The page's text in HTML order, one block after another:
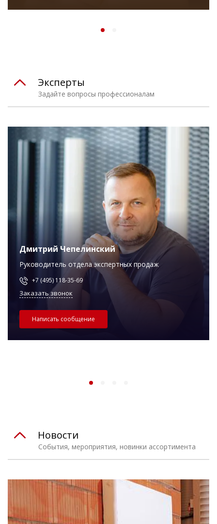
Задайте вопросы профессионалам
Эксперты
Дмитрий Чепелинский
Руководитель отдела экспертных продаж
+7 (495) 118-35-69
Заказать звонок
Написать сообщение
События, мероприятия, новинки ассортимента
Новости